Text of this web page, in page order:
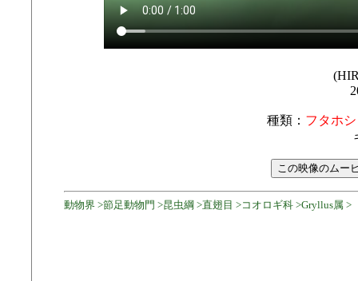
種類： フタホ
動物界 >節足動物門 >昆虫綱 >直翅目 >コオロギ科 >Gryllus属 >